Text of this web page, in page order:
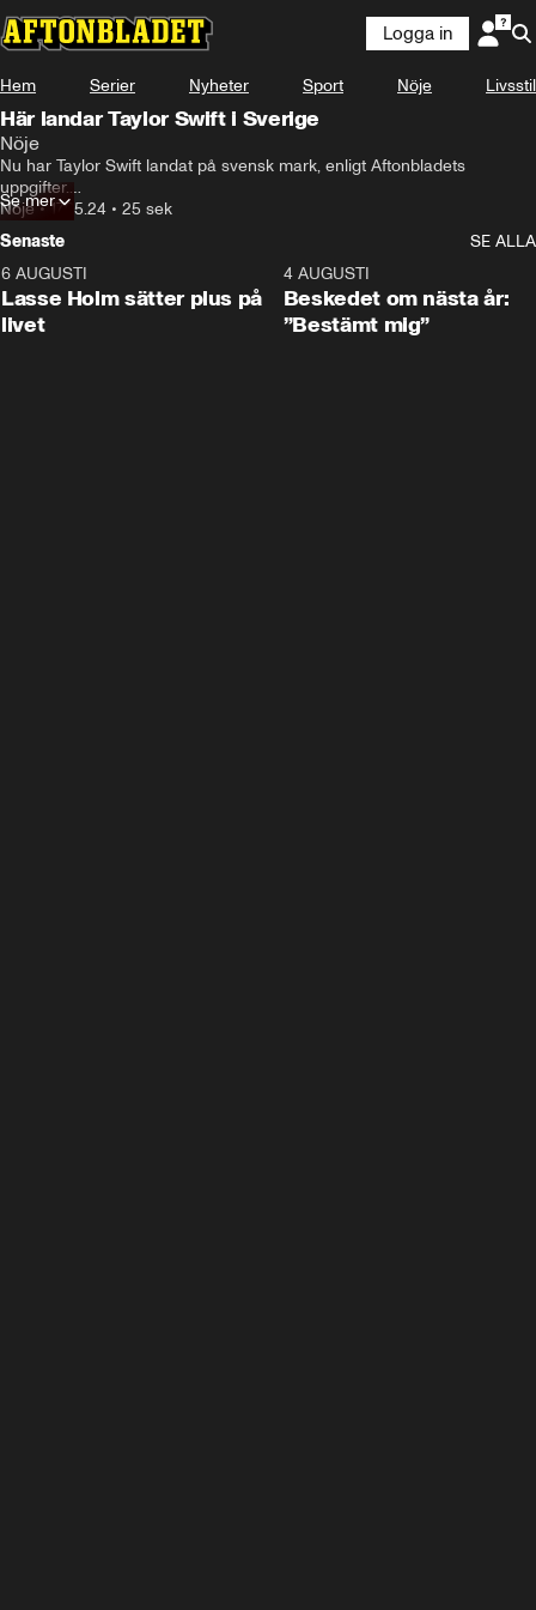
Logga in
Hem Serier Nyheter Sport Nöje Livsstil
Här landar Taylor Swift i Sverige
Nöje
Nu har Taylor Swift landat på svensk mark, enligt Aftonbladets
uppgifter.
Bussar och paraplyer täckte världsstjärnan på Arlanda.
Nöje•17.05.24 • 25 sek
Se mer
Senaste
SE ALLA
6 AUGUSTI
Lasse Holm sätter plus på
livet
4 AUGUSTI
Beskedet om nästa år:
”Bestämt mig”